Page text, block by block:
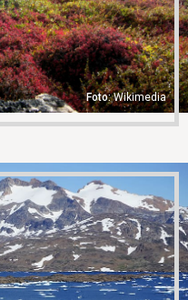
Wikimedia